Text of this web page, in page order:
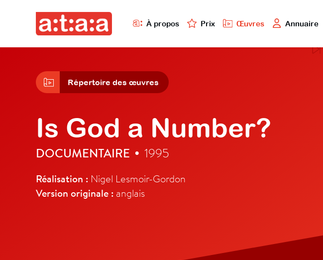
À propos Prix Œuvres Annuaire
Répertoire des œuvres
Is God a Number?
DOCUMENTAIRE • 1995
Réalisation : Nigel Lesmoir-Gordon
Version originale : anglais